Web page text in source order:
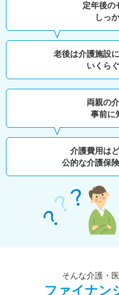
定年後の
しっ
老後は介護施設
いくら
両親の
事前に
介護費用は
公的な介護保
そんな介護・
ファイナン